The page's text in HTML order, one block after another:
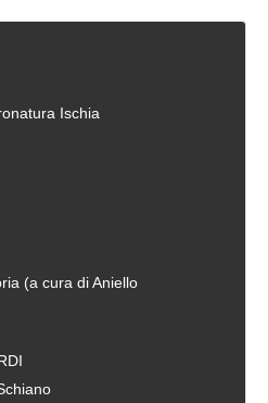
Ischia
(a cura di Aniello